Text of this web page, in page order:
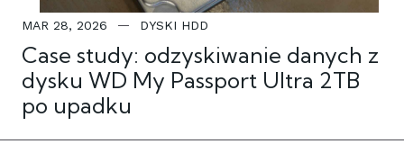
MAR 28, 2026 DYSKI HDD
Case study: odzyskiwanie danych z
dysku WD My Passport Ultra 2TB
po upadku